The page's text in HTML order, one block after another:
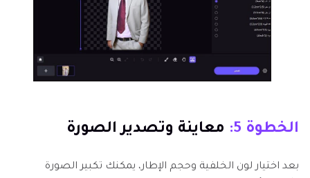
الخطوة 5: معاينة وتصدير الصورة
بعد اختيار لون الخلفية وحجم الإطار، يمكنك تكبير الصورة